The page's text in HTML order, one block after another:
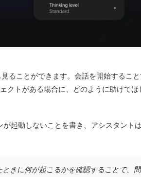
ることができます。会話を開始するこ
トがある場合に、どのように助けてほ
起動しないことを書き、アシスタント
きに何が起こるかを確認することで、